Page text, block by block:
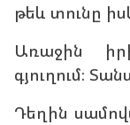
թեև տունը
Առաջին
գյուղում։
Դեղին